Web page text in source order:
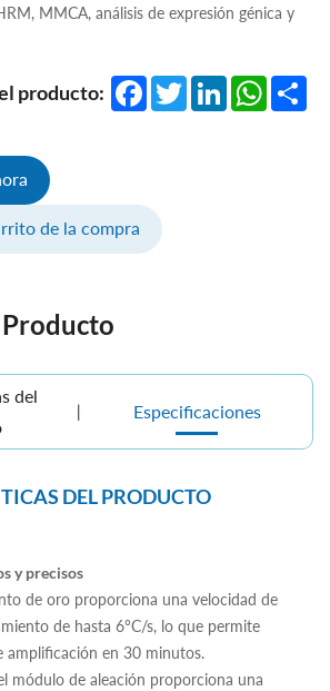
MMCA, análisis de expresión génica y
producto: FacebookTwitterLinkedIn
de la compra
del
Especificaciones
DEL PRODUCTO
y precisos
de oro proporciona una velocidad de
de hasta 6°C/s, lo que permite
amplificación en 30 minutos.
módulo de aleación proporciona una